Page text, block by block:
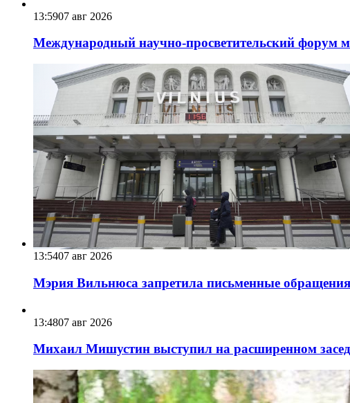
13:5907 авг 2026
Международный научно-просветительский форум
13:5407 авг 2026
Мэрия Вильнюса запретила письменные
13:4807 авг 2026
Михаил Мишустин выступил на расширенном